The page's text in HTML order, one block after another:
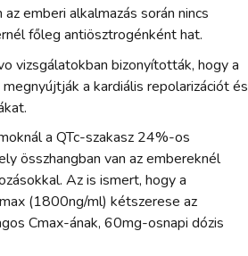
emberi alkalmazás során nincs
főleg antiösztrogénként hat.
vizsgálatokban bizonyították, hogy a
a kardiális repolarizációt és
a QTc-szakasz 24%-os
összhangban van az embereknél
Az is ismert, hogy a
(1800ng/ml) kétszerese az
Cmax-ának, 60mg-osnapi dózis